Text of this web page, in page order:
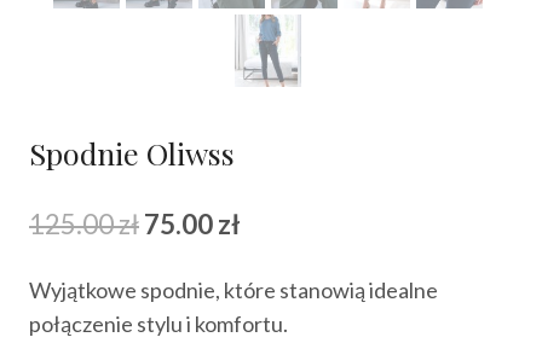
Spodnie Oliwss
125.00złPierwotna
wynosiła:
75.00zł
wynosi:
Wyjątkowe spodnie, które stanowią idealne
połączenie stylu i komfortu.